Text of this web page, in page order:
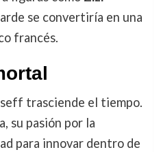
se convertiría en una
francés.
trasciende el tiempo.
su pasión por la
para innovar dentro de